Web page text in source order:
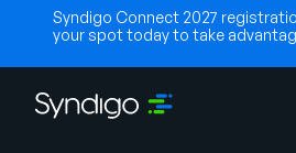
Syndigo Connect 2027
your spot today to take